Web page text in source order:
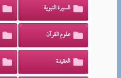
السيرة النبوية
علوم القرآن
العقيدة